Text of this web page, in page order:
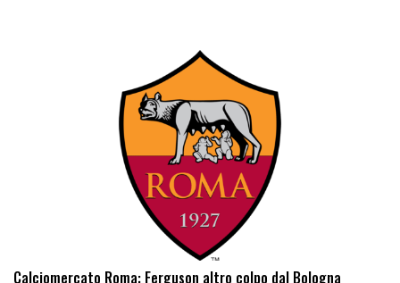
Calciomercato Roma: Ferguson altro colpo dal Bologna